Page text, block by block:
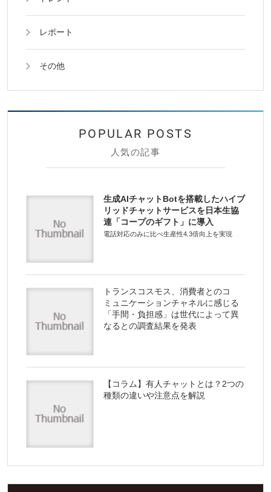
レポート
その他
人気の記事
生成AIチャットBotを搭載したハイブ
リッドチャットサービスを日本生協
連「コープのギフト」に導入
電話対応のみに比べ生産性4.3倍向上を実現
トランスコスモス、消費者とのコ
ミュニケーションチャネルに感じる
「手間・負担感」は世代によって異
なるとの調査結果を発表
【コラム】有人チャットとは？2つの
種類の違いや注意点を解説